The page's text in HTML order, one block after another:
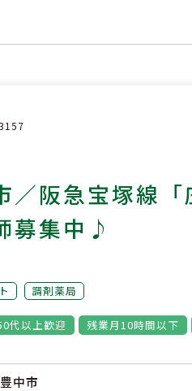
／阪急宝塚線
募集中♪
調剤薬局
代以上歓迎 残業月10時間以下
中市